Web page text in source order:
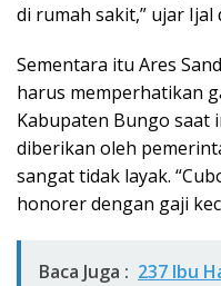
di rumah sakit,” ujar Ijal
Sementara itu Ares
harus memperhatikan
Kabupaten Bungo saat
diberikan oleh
sangat tidak layak.
honorer dengan gaji
Baca Juga : 237 Ibu